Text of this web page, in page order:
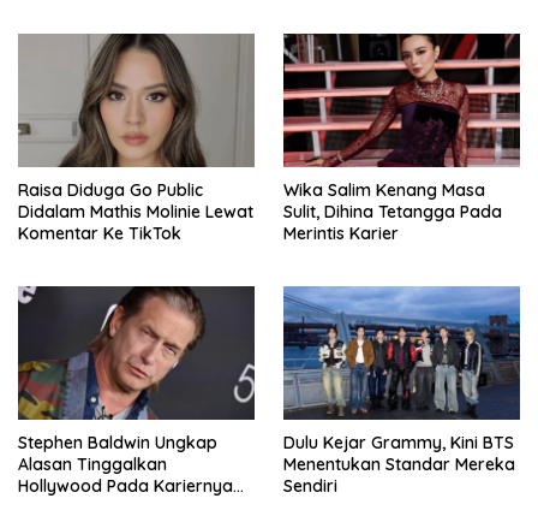
Raisa Diduga Go Public
Didalam Mathis Molinie Lewat
Komentar Ke TikTok
Wika Salim Kenang Masa
Sulit, Dihina Tetangga Pada
Merintis Karier
Stephen Baldwin Ungkap
Alasan Tinggalkan
Hollywood Pada Kariernya
Dulu Kejar Grammy, Kini BTS
Menentukan Standar Mereka
Sendiri